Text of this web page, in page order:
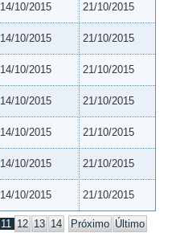
14/10/2015 21/10/2015
14/10/2015 21/10/2015
14/10/2015 21/10/2015
14/10/2015 21/10/2015
14/10/2015 21/10/2015
14/10/2015 21/10/2015
14/10/2015 21/10/2015
11 12 13 14 Próximo Último